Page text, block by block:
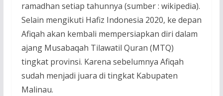
ramadhan setiap tahunnya (sumber : wikipedia).
Selain mengikuti Hafiz Indonesia 2020, ke depan
Afiqah akan kembali mempersiapkan diri dalam
ajang Musabaqah Tilawatil Quran (MTQ)
tingkat provinsi. Karena sebelumnya Afiqah
sudah menjadi juara di tingkat Kabupaten
Malinau.